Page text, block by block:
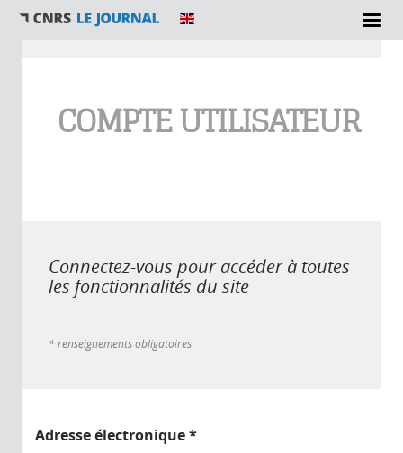
COMPTE UTILISATEUR
Connectez-vous pour accéder à toutes
les fonctionnalités du site
* renseignements obligatoires
Adresse électronique*